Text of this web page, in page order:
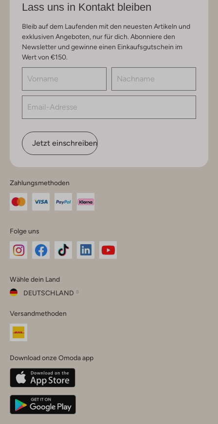
Lass uns in Kontakt bleiben
Bleib auf dem Laufenden mit den neuesten Artikeln und
exklusiven Angeboten, nur für dich. Abonniere den
Newsletter und gewinne einen Einkaufsgutschein im
Wert von €150.
Jetzt einschreiben
Zahlungsmethoden
Folge uns
Instagram
Facebook
TikTok
Wähle dein Land
DEUTSCHLAND
dein
Land
Belgique(Français)
Deutschland
Versandmethoden
Download onze Omoda app